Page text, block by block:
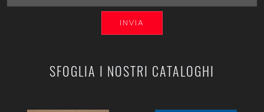
SFOGLIA I NOSTRI CATALOGHI
INVIA